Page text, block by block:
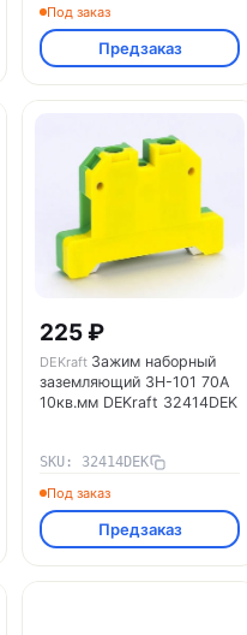
Под заказ
Предзаказ
225 ₽
DEKraft Зажим наборный
заземляющий ЗН-101 70А
10кв.мм DEKraft 32414DEK
SKU: 32414DEK
Под заказ
Предзаказ